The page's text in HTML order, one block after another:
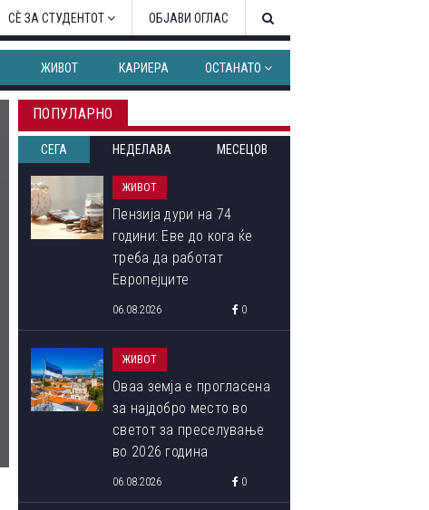
СЀ ЗА СТУДЕНТОТ ОБЈАВИ ОГЛАС
ЖИВОТ КАРИЕРА ОСТАНАТО
ПОПУЛАРНО
СЕГА НЕДЕЛАВА МЕСЕЦОВ
ЖИВОТ
Пензија дури на 74
години: Еве до кога ќе
треба да работат
Европејците
06.08.2026 0
ЖИВОТ
Оваа земја е прогласена
за најдобро место во
светот за преселување
во 2026 година
06.08.2026 0